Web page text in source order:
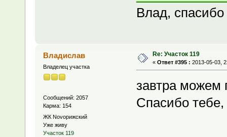
Влад,
Владислав
Владелец участка
Сообщений: 2057
Карма: 154
ЖК Novoрижский
Уже живу
Участок 119
Re: Участок 119
« Ответ #395 : 2013-05-03,
завтра можем
Спасибо